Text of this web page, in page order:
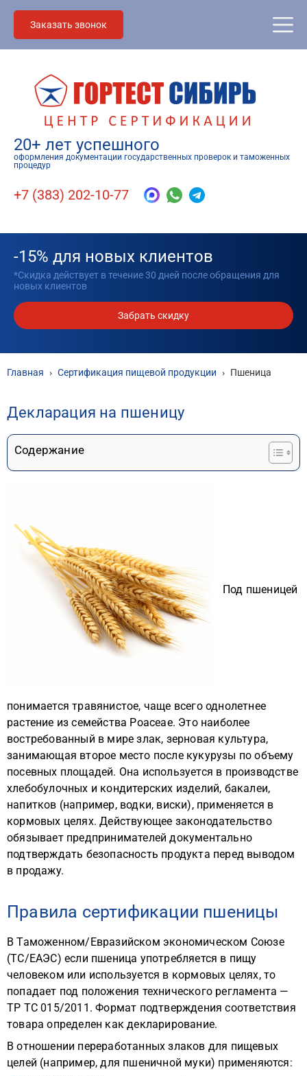
Заказать звонок
20+ лет успешного
оформления документации государственных проверок и таможенных
процедур
+7 (383) 202-10-77
-15% для новых клиентов
*Скидка действует в течение 30 дней после обращения для
новых клиентов
Забрать скидку
Главная › Сертификация пищевой продукции › Пшеница
Декларация на пшеницу
Содержание
Под пшеницей
понимается травянистое, чаще всего однолетнее
растение из семейства Poaceae. Это наиболее
востребованный в мире злак, зерновая культура,
занимающая второе место после кукурузы по объему
посевных площадей. Она используется в производстве
хлебобулочных и кондитерских изделий, бакалеи,
напитков (например, водки, виски), применяется в
кормовых целях. Действующее законодательство
обязывает предпринимателей документально
подтверждать безопасность продукта перед выводом
в продажу.
Правила сертификации пшеницы
В Таможенном/Евразийском экономическом Союзе
(ТС/ЕАЭС) если пшеница употребляется в пищу
человеком или используется в кормовых целях, то
попадает под положения технического регламента —
ТР ТС 015/2011. Формат подтверждения соответствия
товара определен как декларирование.
В отношении переработанных злаков для пищевых
целей (например, для пшеничной муки) применяются: